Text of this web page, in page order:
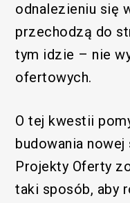
odnalezieniu się
przechodzą do
tym idzie – nie
ofertowych.
O tej kwestii
budowania
Projekty Oferty
taki sposób, aby